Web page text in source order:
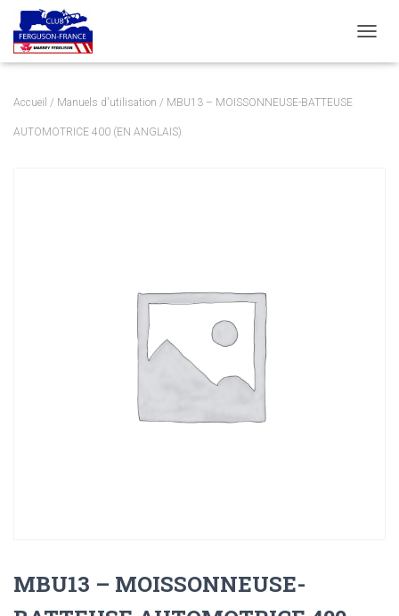
Accueil / Manuels d'utilisation / MBU13 – MOISSONNEUSE-BATTEUSE
AUTOMOTRICE 400 (EN ANGLAIS)
MBU13 – MOISSONNEUSE-